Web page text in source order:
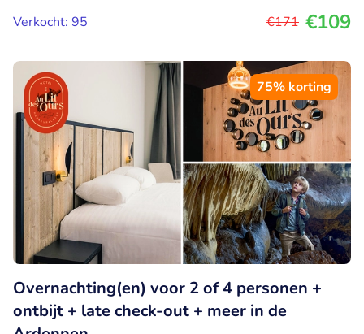
Verkocht: 95
€171 €109
75% korting
Overnachting(en) voor 2 of 4 personen +
ontbijt + late check-out + meer in de